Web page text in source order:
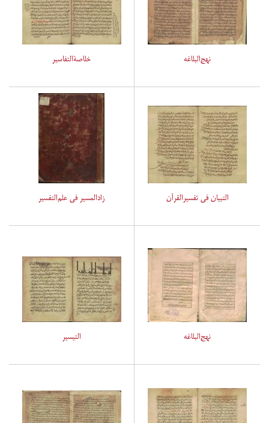
نهج‌البلاغه خلاصةالتفاسیر
التبیان فی تفسیرالقرآن زادالمسیر فی علم‌التفسیر
نهج‌البلاغه التیسیر